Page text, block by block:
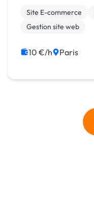
Site E-commerce
Gestion site web
10 €/h Paris